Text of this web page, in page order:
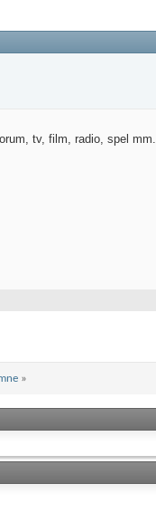
tv, film, radio, spel mm.
»